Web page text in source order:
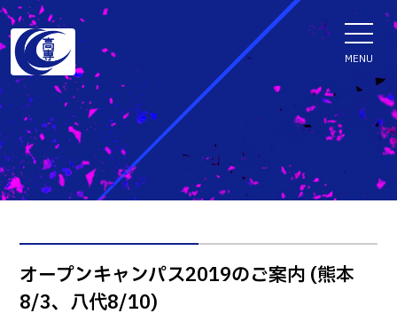
オープンキャンパス2019のご案内 (熊本
8/3、八代8/10)
MENU
ENGLISH
学科・専攻科
電子情報学系学科
知能制御情報工学科
情報工学科
融合・複合工学系学科
入試情報
入試速報